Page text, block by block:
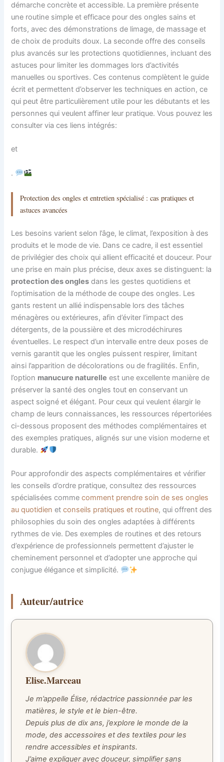
démarche concrète et accessible. La première présente
une routine simple et efficace pour des ongles sains et
forts, avec des démonstrations de limage, de massage et
de choix de produits doux. La seconde offre des conseils
plus avancés sur les protections quotidiennes, incluant des
astuces pour limiter les dommages lors d’activités
manuelles ou sportives. Ces contenus complètent le guide
écrit et permettent d’observer les techniques en action, ce
qui peut être particulièrement utile pour les débutants et les
personnes qui veulent affiner leur pratique. Vous pouvez les
consulter via ces liens intégrés:
et
.
Protection des ongles et entretien spécialisé : cas pratiques et
astuces avancées
Les besoins varient selon l’âge, le climat, l’exposition à des
produits et le mode de vie. Dans ce cadre, il est essentiel
de privilégier des choix qui allient efficacité et douceur. Pour
une prise en main plus précise, deux axes se distinguent: la
protection des ongles dans les gestes quotidiens et
l’optimisation de la méthode de coupe des ongles. Les
gants restent un allié indispensable lors des tâches
ménagères ou extérieures, afin d’éviter l’impact des
détergents, de la poussière et des microdéchirures
éventuelles. Le respect d’un intervalle entre deux poses de
vernis garantit que les ongles puissent respirer, limitant
ainsi l’apparition de décolorations ou de fragilités. Enfin,
l’option manucure naturelle est une excellente manière de
préserver la santé des ongles tout en conservant un
aspect soigné et élégant. Pour ceux qui veulent élargir le
champ de leurs connaissances, les ressources répertoriées
ci-dessous proposent des méthodes complémentaires et
des exemples pratiques, alignés sur une vision moderne et
durable.
Pour approfondir des aspects complémentaires et vérifier
les conseils d’ordre pratique, consultez des ressources
spécialisées commecomment prendre soin de ses ongles
au quotidien etconseils pratiques et routine, qui offrent des
philosophies du soin des ongles adaptées à différents
rythmes de vie. Des exemples de routines et des retours
d’expérience de professionnels permettent d’ajuster le
cheminement personnel et d’adopter une approche qui
conjugue élégance et simplicité.
Auteur/autrice
Elise.Marceau
Je m’appelle Élise, rédactrice passionnée par les
matières, le style et le bien-être.
Depuis plus de dix ans, j’explore le monde de la
mode, des accessoires et des textiles pour les
rendre accessibles et inspirants.
J’aime expliquer avec douceur, simplifier sans